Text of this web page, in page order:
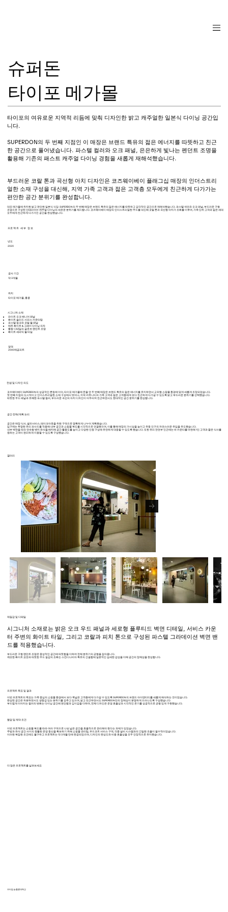
타이포의 여유로운 지역적 리듬에 맞춰 디자인한 밝고 캐주얼한 일본식 다이닝 공간입
니다.
SUPERDON의 두 번째 지점인 이 매장은 브랜드 특유의 젊은 에너지를 따뜻하고 친근
한 공간으로 풀어냈습니다. 파스텔 컬러와 오크 패널, 은은하게 빛나는 펜던트 조명을
활용해 기존의 패스트 캐주얼 다이닝 경험을 새롭게 재해석했습니다.
부드러운 코랄 톤과 곡선형 아치 디자인은 코즈웨이베이 플래그십 매장의 인더스트리
얼한 소재 구성을 대신해, 지역 가족 고객과 젊은 고객층 모두에게 친근하게 다가가는
편안한 공간 분위기를 완성합니다.
대포 메가몰에 위치한 밝고 편안한 일본식 식당. SUPERDON의 두 번째 매장은 브랜드 특유의 젊은 에너지를 따뜻하고 감각적인 공간으로 재해석했습니다. 파스텔 색조와 오크 패널, 부드러운 구형
조명으로 구성된 인테리어는 캐주얼 다이닝의 새로운 분위기를 제시합니다. 코즈웨이베이 매장의 인더스트리얼한 무드를 대신해 코럴 톤과 곡선형 아치가 조화를 이루며, 가족 단위 고객과 젊은 세대
모두에게 친근하게 다가가는 공간을 완성했습니다.
프로젝트 세부 정보
공사 기간
약 3개월
위치
타이포 메가몰, 홍콩
시그니처 소재
라이트 오크 베니어 패널
화이트 솔리드 서피스 카운터탑
파스텔 핑크와 코럴 월 패널
매트 화이트 & 그레이 다이닝 의자
황동 디테일의 글로브 펜던트 조명
화이트 세라믹 월 타일
영역
2000제곱피트
년도
2020
컨셉 및 디자인 의도
코즈웨이베이 SUPERDON의 성공적인 론칭에 이어, 타이포 메가몰에 문을 연 두 번째 매장은 브랜드 특유의 젊은 에너지를 유지하면서 교외형 쇼핑몰 환경에 맞게 새롭게 조정되었습니다.
첫 번째 지점의 도시적이고 인더스트리얼한 소재 구성에서 벗어나, 지역 커뮤니티의 가족 고객과 젊은 고객층에게 보다 친근하게 다가갈 수 있도록 밝고 부드러운 분위기를 선택했습니다.
따뜻한 우드 패널과 유쾌한 파스텔 컬러, 부드러운 곡선의 아치 디자인이 어우러져 친근하면서도 현대적인 공간 분위기를 완성합니다.
공간 전략/계획 논리
공간은 매장 식사, 셀프서비스, 테이크아웃을 위한 구역으로 명확하게 나누어 계획했습니다.
입구에는 투명한 유리 파사드를 적용해 내부 공간과 쇼핑몰 복도를 시각적으로 연결했으며, 이를 통해 매장의 가시성을 높이고 유동 인구의 자연스러운 유입을 유도했습니다.
내부 벽면을 따라 연속형 벤치 좌석을 배치해 공간 활용도를 높이고 다양한 인원 구성에 유연하게 대응할 수 있도록 했습니다. 또한 유리 전면부 인근에는 바 카운터를 마련해 1인 고객과 짧은 식사를
원하는 고객이 편리하게 이용할 수 있도록 구성했습니다.
​갤러리
재질감 및 디테일
시그니처 소재로는 밝은 오크 우드 패널과 세로형 플루티드 벽면 디테일, 서비스 카운
터 주변의 화이트 타일, 그리고 코랄과 피치 톤으로 구성된 파스텔 그라데이션 벽면 밴
드를 적용했습니다.
부드러운 구형 펜던트 조명은 중성적인 공간에 따뜻함을 더하며 전체 분위기의 균형을 잡아줍니다.
깨끗한 화이트 표면과 따뜻한 우드 질감의 조화는 스칸디나비아 특유의 간결함에 일본적인 섬세한 감성을 더해 공간의 정체성을 완성합니다.
프로젝트 목표 및 결과
이번 프로젝트의 목표는 가족 중심의 쇼핑몰 환경에서 보다 폭넓은 고객층에게 다가갈 수 있도록 SUPERDON의 브랜드 아이덴티티를 새롭게 해석하는 것이었습니다.
완성된 공간은 차분하면서도 생동감 있는 분위기를 갖추고 있으며, 밝고 친근하면서도 SUPERDON만의 정체성이 분명하게 드러나도록 구성했습니다.
부드럽게 이어지는 컬러의 변화는 다이닝 공간에 편안함과 깊이감을 더하며, 전체 디자인은 운영 효율성과 시각적인 온기를 성공적으로 균형 있게 구현했습니다.
협업 및 제약 조건
이번 프로젝트는 쇼핑몰 복도를 따라 여러 구역으로 나뉜 넓은 공간을 효율적으로 관리해야 한다는 과제가 있었습니다.
주방과 좌석 공간 사이의 원활한 운영 동선을 확보하기 위해 쇼핑몰 관리팀, 푸드코트 서비스 구역, 각종 설비 시스템과의 긴밀한 조율이 필수적이었습니다.
이러한 복잡한 조건에도 불구하고 프로젝트는 약 3개월 만에 완공되었으며, 디자인의 완성도와 비용 효율성을 모두 안정적으로 유지했습니다.
슈퍼돈
타이포 메가몰
더 많은 프로젝트를 살펴보세요
우리집 @ 홍콩대학교